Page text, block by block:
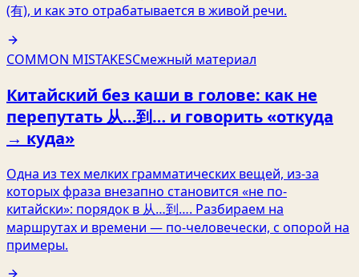
(有), и как это отрабатывается в живой речи.
COMMON MISTAKESСмежный материал
Китайский без каши в голове: как не
перепутать 从…到… и говорить «откуда
→ куда»
Одна из тех мелких грамматических вещей, из‑за
которых фраза внезапно становится «не по-
китайски»: порядок в 从…到…. Разбираем на
маршрутах и времени — по-человечески, с опорой на
примеры.